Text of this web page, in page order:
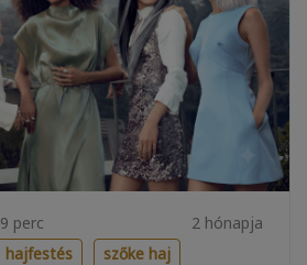
9 perc
2 hónapja
hajfestés
szőke haj